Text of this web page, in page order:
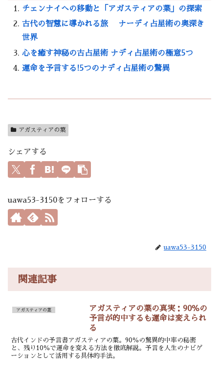
チェンナイへの移動と「アガスティアの葉」の探索
古代の智慧に導かれる旅 ナーディ占星術の奥深き
世界
心を癒す神秘の古占星術 ナディ占星術の極意5つ
運命を予言する!5つのナディ占星術の驚異
アガスティアの葉
シェアする
uawa53-3150をフォローする
uawa53-3150
関連記事
アガスティアの葉
アガスティアの葉の真実：90％の
予言が的中するも運命は変えられ
る
古代インドの予言書アガスティアの葉。90％の驚異的中率の秘密
と、残り10％で運命を変える方法を徹底解説。予言を人生のナビゲ
ーションとして活用する具体的手法。